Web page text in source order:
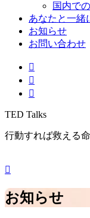
国内で
あなたと一緒
お知らせ
お問い合わせ
TED Talks
行動すれば救える
お知らせ